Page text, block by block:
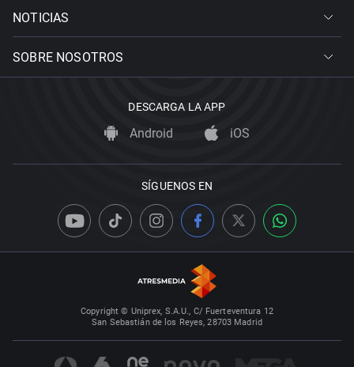
NOTICIAS
SOBRE NOSOTROS
DESCARGA LA APP
Android iOS
SÍGUENOS EN
Copyright © Uniprex, S.A.U., C/ Fuerteventura 12
San Sebastián de los Reyes, 28703 Madrid